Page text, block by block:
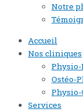
Notre
Accueil
Nos cliniques
Physio-
Ostéo-
Physio-
Services